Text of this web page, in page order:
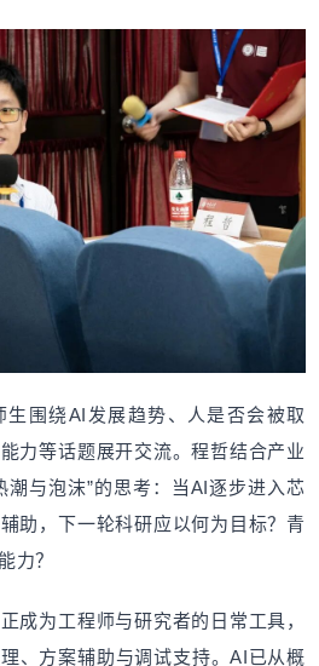
生围绕AI发展趋势、人是否会被取
力等话题展开交流。程哲结合产业
潮与泡沫”的思考：当AI逐步进入芯
助，下一轮科研应以何为目标？青
力？
成为工程师与研究者的日常工具，
、方案辅助与调试支持。AI已从概